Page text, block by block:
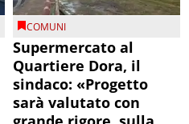
COMUNI
Supermercato al
Quartiere Dora, il
sindaco: «Progetto
sarà valutato con